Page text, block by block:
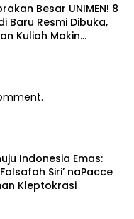
Besar UNIMEN! 8
Baru Resmi Dibuka,
Kuliah Makin
Indonesia Emas:
Siri’ naPacce
Kleptokrasi